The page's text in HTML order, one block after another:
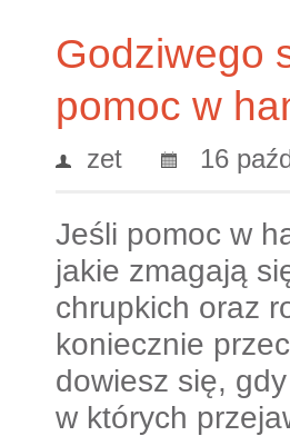
Godziwego
pomoc w
zet 16
Jeśli pomoc w
jakie zmagają
chrupkich oraz
koniecznie
dowiesz się,
w których